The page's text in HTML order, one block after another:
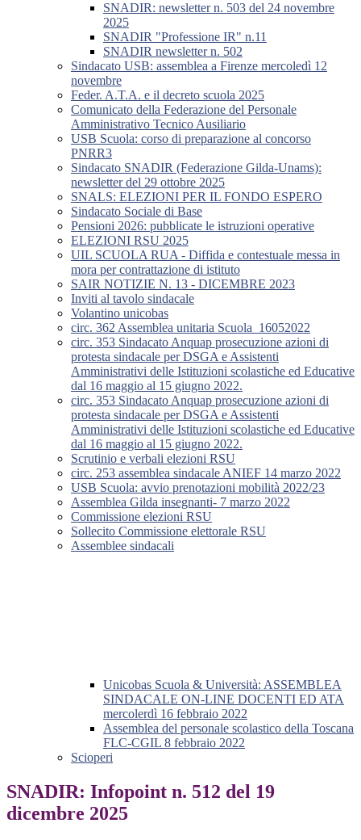
SNADIR: newsletter n. 503 del 24 novembre
2025
SNADIR "Professione IR" n.11
SNADIR newsletter n. 502
Sindacato USB: assemblea a Firenze mercoledì 12
novembre
Feder. A.T.A. e il decreto scuola 2025
Comunicato della Federazione del Personale
Amministrativo Tecnico Ausiliario
USB Scuola: corso di preparazione al concorso
PNRR3
Sindacato SNADIR (Federazione Gilda-Unams):
newsletter del 29 ottobre 2025
SNALS: ELEZIONI PER IL FONDO ESPERO
Sindacato Sociale di Base
Pensioni 2026: pubblicate le istruzioni operative
ELEZIONI RSU 2025
UIL SCUOLA RUA - Diffida e contestuale messa in
mora per contrattazione di istituto
SAIR NOTIZIE N. 13 - DICEMBRE 2023
Inviti al tavolo sindacale
Volantino unicobas
circ. 362 Assemblea unitaria Scuola_16052022
circ. 353 Sindacato Anquap prosecuzione azioni di
protesta sindacale per DSGA e Assistenti
Amministrativi delle Istituzioni scolastiche ed Educative
dal 16 maggio al 15 giugno 2022.
circ. 353 Sindacato Anquap prosecuzione azioni di
protesta sindacale per DSGA e Assistenti
Amministrativi delle Istituzioni scolastiche ed Educative
dal 16 maggio al 15 giugno 2022.
Scrutinio e verbali elezioni RSU
circ. 253 assemblea sindacale ANIEF 14 marzo 2022
USB Scuola: avvio prenotazioni mobilità 2022/23
Assemblea Gilda insegnanti- 7 marzo 2022
Commissione elezioni RSU
Sollecito Commissione elettorale RSU
Assemblee sindacali
Unicobas Scuola & Università: ASSEMBLEA
SINDACALE ON-LINE DOCENTI ED ATA
mercolerdì 16 febbraio 2022
Assemblea del personale scolastico della Toscana
FLC-CGIL 8 febbraio 2022
Scioperi
SNADIR: Infopoint n. 512 del 19
dicembre 2025